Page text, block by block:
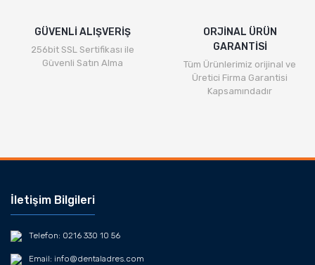
GÜVENLİ ALIŞVERİŞ
256bit SSL Sertifikası ile
Güvenli Satın Alma
ORJİNAL ÜRÜN
GARANTİSİ
Tüm Ürünlerimiz orijinal ve
Üretici Firma Garantisi
Kapsamındadır
İletişim Bilgileri
Telefon: 0216 330 10 56
Email: info@dentaladres.com